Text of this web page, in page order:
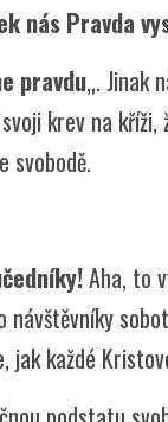
nás Pravda
pravdu„. Jinak
krev na
svobodě.
Aha, to
návštěvníky
jak každé